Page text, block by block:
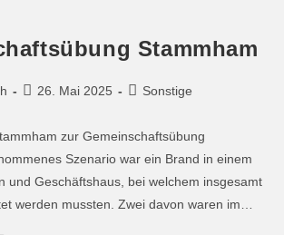
Stammham
26. Mai 2025 Sonstige
zur Gemeinschaftsübung
Szenario war ein Brand in einem
und Geschäftshaus, bei welchem insgesamt
werden mussten. Zwei davon waren im…